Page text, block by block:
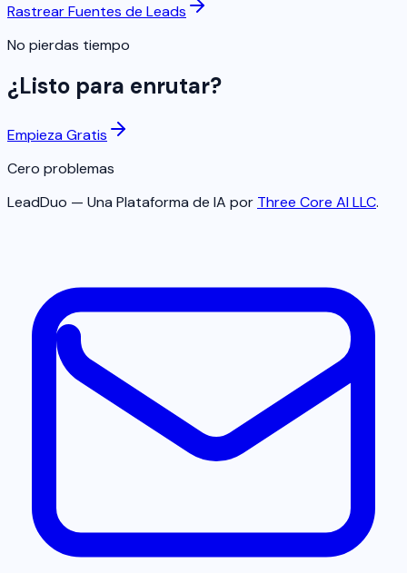
Rastrear Fuentes de Leads
No pierdas tiempo
¿Listo para enrutar?
Empieza Gratis
Cero problemas
LeadDuo — Una Plataforma de IA por Three Core AI LLC.